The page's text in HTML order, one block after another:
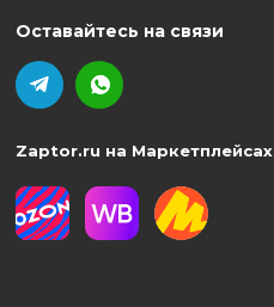
Оставайтесь на связи
Zaptor.ru на Маркетплейсах